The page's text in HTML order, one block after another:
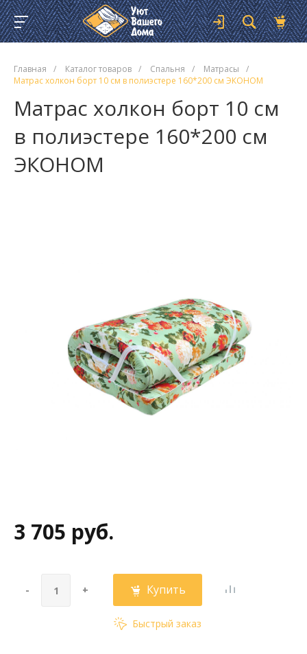
Главная / Каталог товаров / Спальня / Матрасы
/
Матрас холкон борт 10 см в полиэстере 160*200 см ЭКОНОМ
Матрас холкон борт 10 см
в полиэстере 160*200 см
ЭКОНОМ
3 705 руб.
- + Купить
Быстрый заказ